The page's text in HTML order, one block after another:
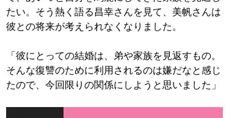
たい。そう熱く語る昌幸さんを見て、美帆さんは
彼との将来が考えられなくなりました。
「彼にとっての結婚は、弟や家族を見返すもの。
そんな復讐のために利用されるのは嫌だなと感じ
たので、今回限りの関係にしようと思いました」